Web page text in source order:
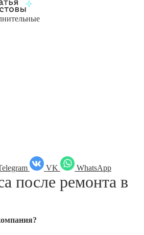
VK WhatsApp
после ремонта в